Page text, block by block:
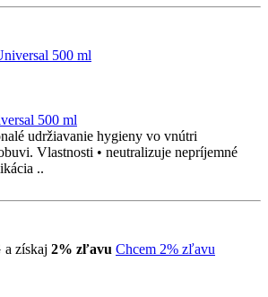
500 ml
udržiavanie hygieny vo vnútri
Vlastnosti • neutralizuje nepríjemné
..
a získaj 2% zľavu Chcem 2% zľavu